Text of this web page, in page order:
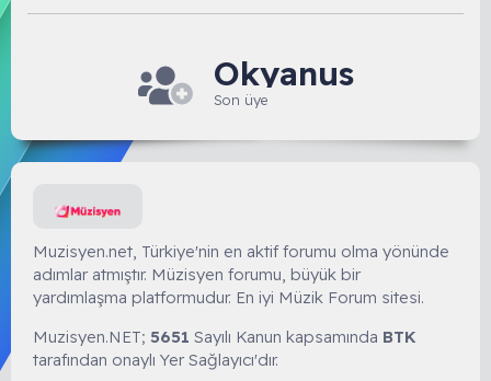
Okyanus
Son üye
Muzisyen.net, Türkiye'nin en aktif forumu olma yönünde
adımlar atmıştır. Müzisyen forumu, büyük bir
yardımlaşma platformudur. En iyi Müzik Forum sitesi.
Muzisyen.NET; 5651 Sayılı Kanun kapsamında BTK
tarafından onaylı Yer Sağlayıcı'dır.